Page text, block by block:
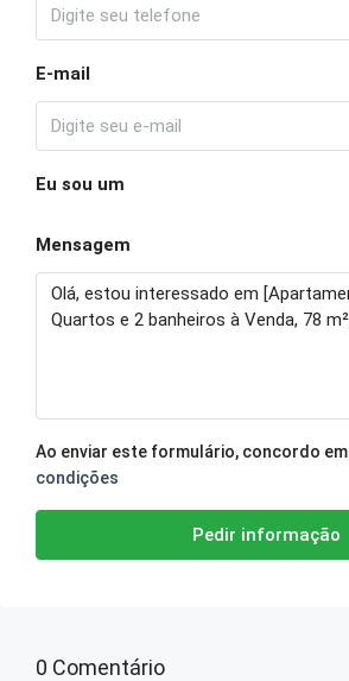
E-mail
Eu sou um
Mensagem
Ao enviar este formulário, concordo em
condições
Pedir informação
0 Comentário